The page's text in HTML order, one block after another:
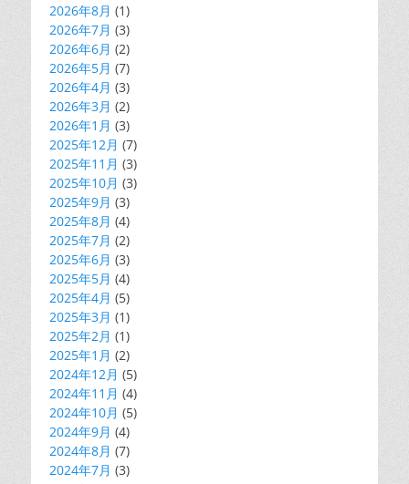
2026年8月 (1)
2026年7月 (3)
2026年6月 (2)
2026年5月 (7)
2026年4月 (3)
2026年3月 (2)
2026年1月 (3)
2025年12月 (7)
2025年11月 (3)
2025年10月 (3)
2025年9月 (3)
2025年8月 (4)
2025年7月 (2)
2025年6月 (3)
2025年5月 (4)
2025年4月 (5)
2025年3月 (1)
2025年2月 (1)
2025年1月 (2)
2024年12月 (5)
2024年11月 (4)
2024年10月 (5)
2024年9月 (4)
2024年8月 (7)
2024年7月 (3)